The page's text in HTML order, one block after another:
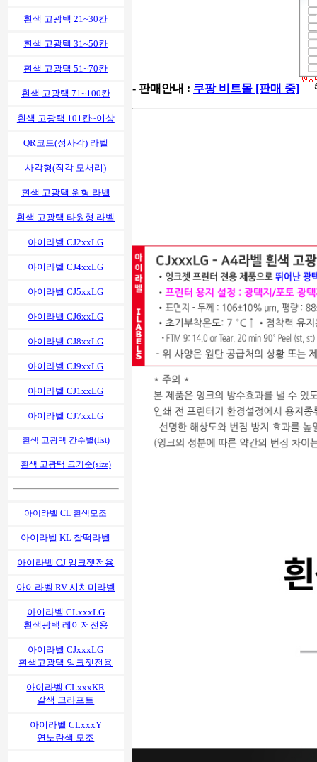
흰색 고광택 21~30칸
흰색 고광택 31~50칸
흰색 고광택 51~70칸
흰색 고광택 71~100칸
흰색 고광택 101칸~이상
QR코드(정사각) 라벨
사각형(직각 모서리)
흰색 고광택 원형 라벨
흰색 고광택 타원형 라벨
아이라벨 CJ2xxLG
아이라벨 CJ4xxLG
아이라벨 CJ5xxLG
아이라벨 CJ6xxLG
아이라벨 CJ8xxLG
아이라벨 CJ9xxLG
아이라벨 CJ1xxLG
아이라벨 CJ7xxLG
흰색 고광택 칸수별(list)
흰색 고광택 크기순(size)
아이라벨 CL 흰색모조
아이라벨 KL 찰떡라벨
아이라벨 CJ 잉크젯전용
아이라벨 RV 시치미라벨
아이라벨 CLxxxLG
흰색광택 레이저전용
아이라벨 CJxxxLG
흰색고광택 잉크젯전용
아이라벨 CLxxxKR
갈색 크라프트
아이라벨 CLxxxY
연노란색 모조
- 판매안내 : 쿠팡 비트몰 [판매 중]